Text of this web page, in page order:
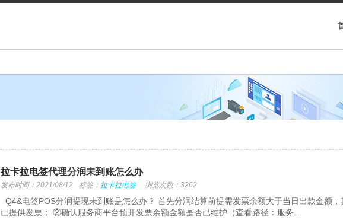
拉卡拉电签代理分润未到账怎么办
发布时间：2021/08/12 标签： 拉卡拉电签 浏览次数：3262
Q4&电签POS分润提现未到账是怎么办？ 首先分润结算前提需发票余额大于当日出款金额
已提供发票； ②确认服务商平台预开发票余额金额是否已维护（查看路径：服务...